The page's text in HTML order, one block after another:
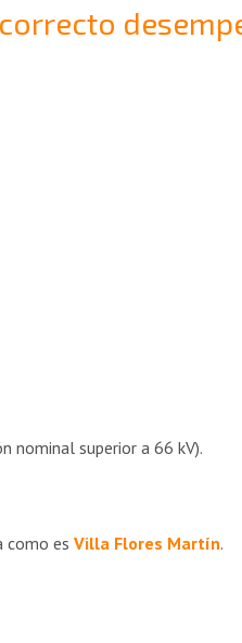
nominal superior a 66 kV).
como es Villa Flores Martín.